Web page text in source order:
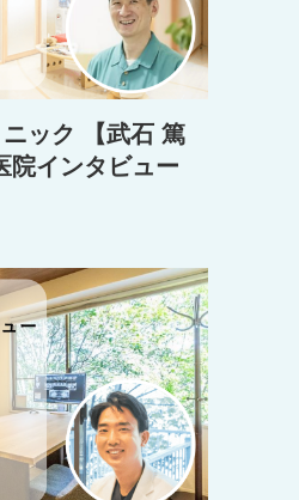
ック 【武石 篤
院インタビュー